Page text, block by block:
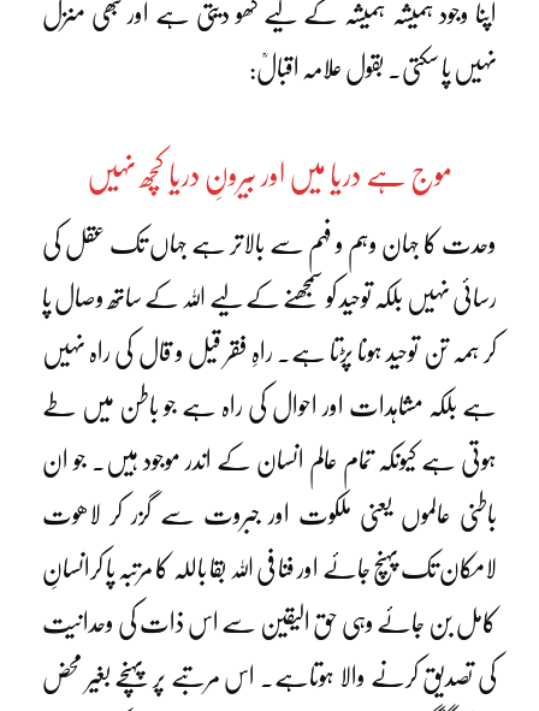
اپنا وجود ہمیشہ ہمیشہ کے لیے کھو دیتی ہے اور کبھی منزل
نہیں پا سکتی۔ بقول علامہ اقبالؒ:
موج ہے دریا میں اور بیرونِ دریا کچھ نہیں
وحدت کا جہان وہم و فہم سے بالاتر ہے جہاں تک عقل کی
رسائی نہیں بلکہ توحید کو سمجھنے کے لیے اللہ کے ساتھ وصال پا
کر ہمہ تن توحید ہونا پڑتا ہے۔ راہِ فقر قیل و قال کی راہ نہیں
ہے بلکہ مشاہدات اور احوال کی راہ ہے جو باطن میں طے
ہوتی ہے کیونکہ تمام عالم انسان کے اندر موجود ہیں۔ جو ان
باطنی عالموں یعنی ملکوت اور جبروت سے گزر کر لاھوت
لامکان تک پہنچ جائے اور فنا فی اللہ بقا باللہ کا مرتبہ پا کرانسانِ
کامل بن جائے وہی حق الیقین سے اس ذات کی وحدانیت
کی تصدیق کرنے والا ہوتاہے۔ اس مرتبے پر پہنچے بغیر محض